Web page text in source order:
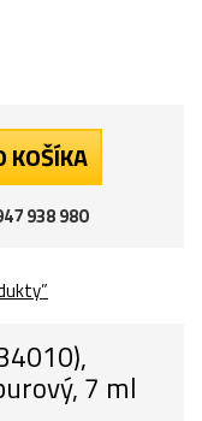
KOŠÍKA
938 980
7 ml